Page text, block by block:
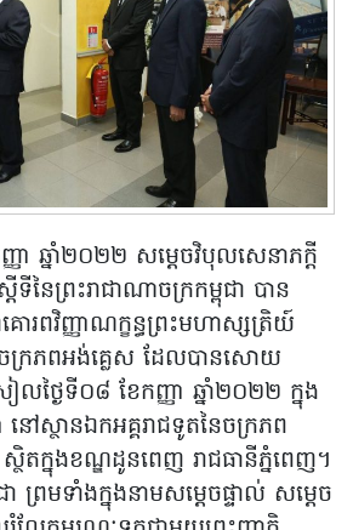
ញា ឆ្នាំ២០២២ សម្តេចវិបុលសេនាភក្តី
នៃព្រះរាជាណាចក្រកម្ពុជា បាន
ោរពវិញ្ញាណក្ខន្ធព្រះមហាស្សត្រិយ៍
ក្រភពអង់គ្លេស ដែលបានសោយ
លថ្ងៃទី០៨ ខែកញ្ញា ឆ្នាំ២០២២ ក្នុង
នៅស្ថានឯកអគ្គរាជទូតនៃចក្រភព
ស្ថិតក្នុងខណ្ឌដូនពេញ រាជធានីភ្នំពេញ។
ា ព្រមទាំងក្នុងនាមសម្តេចផ្ទាល់ សម្តេច